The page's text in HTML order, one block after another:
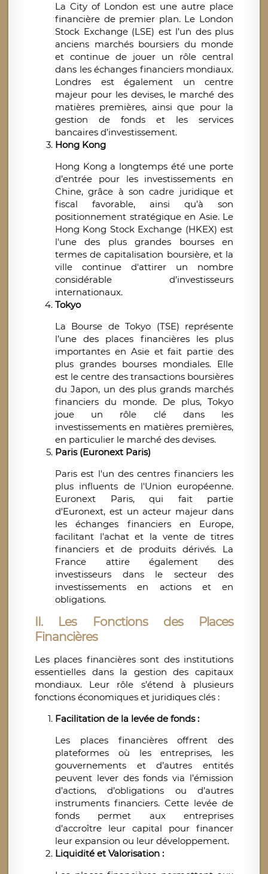
La City of London est une autre place
financière de premier plan. Le London
Stock Exchange (LSE) est l’un des plus
anciens marchés boursiers du monde
et continue de jouer un rôle central
dans les échanges financiers mondiaux.
Londres est également un centre
majeur pour les devises, le marché des
matières premières, ainsi que pour la
gestion de fonds et les services
bancaires d’investissement.
Hong Kong
Hong Kong a longtemps été une porte
d’entrée pour les investissements en
Chine, grâce à son cadre juridique et
fiscal favorable, ainsi qu’à son
positionnement stratégique en Asie. Le
Hong Kong Stock Exchange (HKEX) est
l'une des plus grandes bourses en
termes de capitalisation boursière, et la
ville continue d'attirer un nombre
considérable d’investisseurs
internationaux.
Tokyo
La Bourse de Tokyo (TSE) représente
l’une des places financières les plus
importantes en Asie et fait partie des
plus grandes bourses mondiales. Elle
est le centre des transactions boursières
du Japon, un des plus grands marchés
financiers du monde. De plus, Tokyo
joue un rôle clé dans les
investissements en matières premières,
en particulier le marché des devises.
Paris (Euronext Paris)
Paris est l'un des centres financiers les
plus influents de l'Union européenne.
Euronext Paris, qui fait partie
d'Euronext, est un acteur majeur dans
les échanges financiers en Europe,
facilitant l'achat et la vente de titres
financiers et de produits dérivés. La
France attire également des
investisseurs dans le secteur des
investissements en actions et en
obligations.
II. Les Fonctions des Places
Financières
Les places financières sont des institutions
essentielles dans la gestion des capitaux
mondiaux. Leur rôle s’étend à plusieurs
fonctions économiques et juridiques clés :
Facilitation de la levée de fonds :
Les places financières offrent des
plateformes où les entreprises, les
gouvernements et d’autres entités
peuvent lever des fonds via l’émission
d’actions, d’obligations ou d’autres
instruments financiers. Cette levée de
fonds permet aux entreprises
d’accroître leur capital pour financer
leur expansion ou leur développement.
Liquidité et Valorisation :